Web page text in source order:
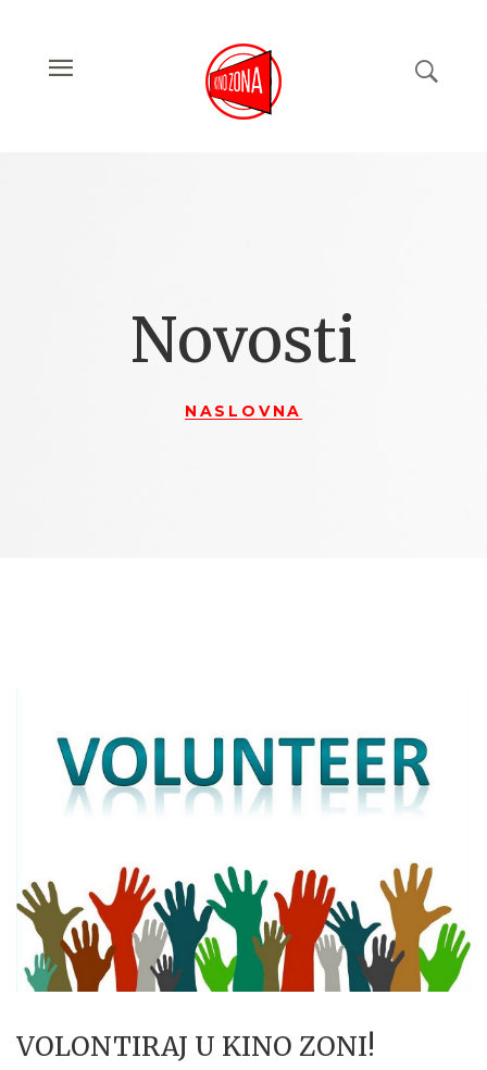
Novosti
NASLOVNA
VOLONTIRAJ U KINO ZONI!